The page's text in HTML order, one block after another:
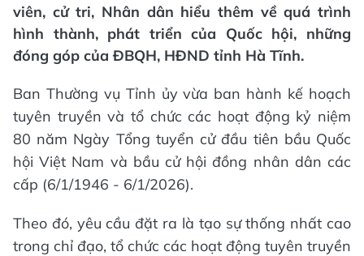
viên, cử tri, Nhân dân hiểu thêm về quá trình
hình thành, phát triển của Quốc hội, những
đóng góp của ĐBQH, HĐND tỉnh Hà Tĩnh.
Ban Thường vụ Tỉnh ủy vừa ban hành kế hoạch
tuyên truyền và tổ chức các hoạt động kỷ niệm
80 năm Ngày Tổng tuyển cử đầu tiên bầu Quốc
hội Việt Nam và bầu cử hội đồng nhân dân các
cấp (6/1/1946 - 6/1/2026).
Theo đó, yêu cầu đặt ra là tạo sự thống nhất cao
trong chỉ đạo, tổ chức các hoạt động tuyên truyền